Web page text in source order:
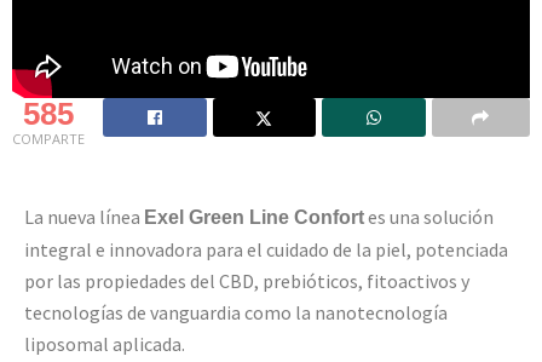
585
COMPARTE
La nueva línea Exel Green Line Confortes una solución
integral e innovadora para el cuidado de la piel, potenciada
por las propiedades del CBD, prebióticos, fitoactivos y
tecnologías de vanguardia como la nanotecnología
liposomal aplicada.